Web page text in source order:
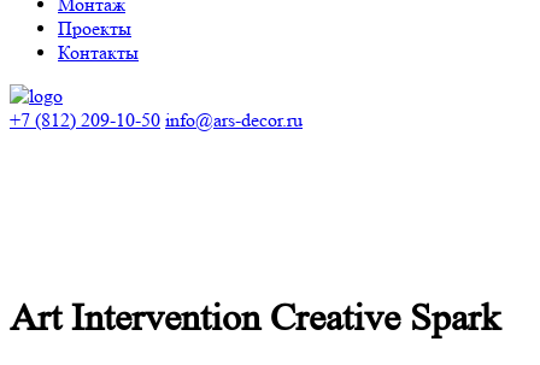
Проекты
Контакты
+7 (812) 209-10-50 info@ars-decor.ru
Art Intervention Creative Spark